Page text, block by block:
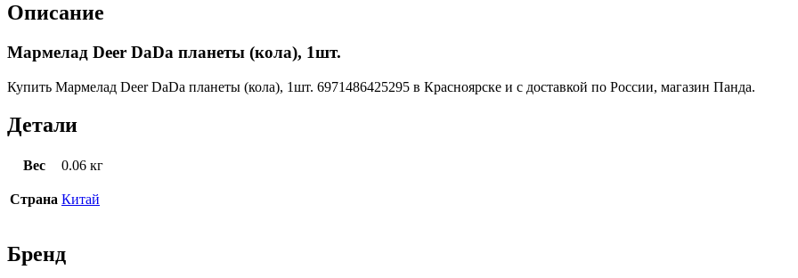
Описание
Мармелад Deer DaDa планеты (кола), 1шт.
Купить Мармелад Deer DaDa планеты (кола), 1шт. 6971486425295 в Красноярске и с доставкой по России, магазин Панда.
Детали
Вес 0.06 кг
Страна Китай
Бренд